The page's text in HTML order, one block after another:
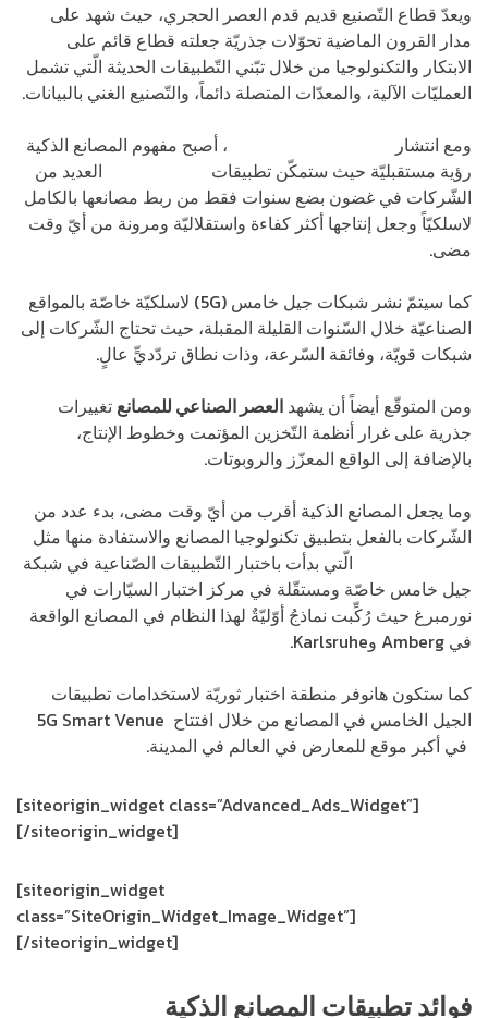
ويعدّ قطاع التّصنيع قديم قدم العصر الحجري، حيث شهد على
مدار القرون الماضية تحوّلات جذريّة جعلته قطاع قائم على
الابتكار والتكنولوجيا من خلال تبّني التّطبيقات الحديثة الّتي تشمل
العمليّات الآلية، والمعدّات المتصلة دائماً، والتّصنيع الغني بالبيانات.
ومع انتشار
، أصبح مفهوم المصانع الذكية
رؤية مستقبليّة حيث ستمكن تطبيقات
العديد من
الشّركات في غضون بضع سنوات فقط من ربط مصانعها بالكامل
لاسلكيّاً وجعل إنتاجها أكثر كفاءة واستقلاليّة ومرونة من أيّ وقت
مضى.
كما سيتمّ نشر شبكات جيل خامس (5G) لاسلكيّة خاصّة بالمواقع
الصناعيّة خلال السّنوات القليلة المقبلة، حيث تحتاج الشّركات إلى
شبكات قويّة، وفائقة السّرعة، وذات نطاق تردّديٍّ عالٍ.
ومن المتوقّع أيضاً أن يشهد العصر الصناعي للمصانع تغييرات
جذرية على غرار أنظمة التّخزين المؤتمت وخطوط الإنتاج،
بالإضافة إلى الواقع المعزّز والروبوتات.
وما يجعل المصانع الذكية أقرب من أيّ وقت مضى، بدء عدد من
الشّركات بالفعل بتطبيق تكنولوجيا المصانع والاستفادة منها مثل
الّتي بدأت باختبار التّطبيقات الصّناعية في شبكة
جيل خامس خاصّة ومستقّلة في مركز اختبار السيّارات في
نورمبرغ حيث رُكِّبت نماذجُ أوّليّةٌ لهذا النظام في المصانع الواقعة
في Amberg وKarlsruhe.
كما ستكون هانوفر منطقة اختبار ثوريّة لاستخدامات تطبيقات
الجيل الخامس في المصانع من خلال افتتاح 5G Smart Venue
في أكبر موقع للمعارض في العالم في المدينة.
[siteorigin_widget class=”Advanced_Ads_Widget”]
[/siteorigin_widget]
[siteorigin_widget
class=”SiteOrigin_Widget_Image_Widget”]
[/siteorigin_widget]
فوائد تطبيقات المصانع الذكية